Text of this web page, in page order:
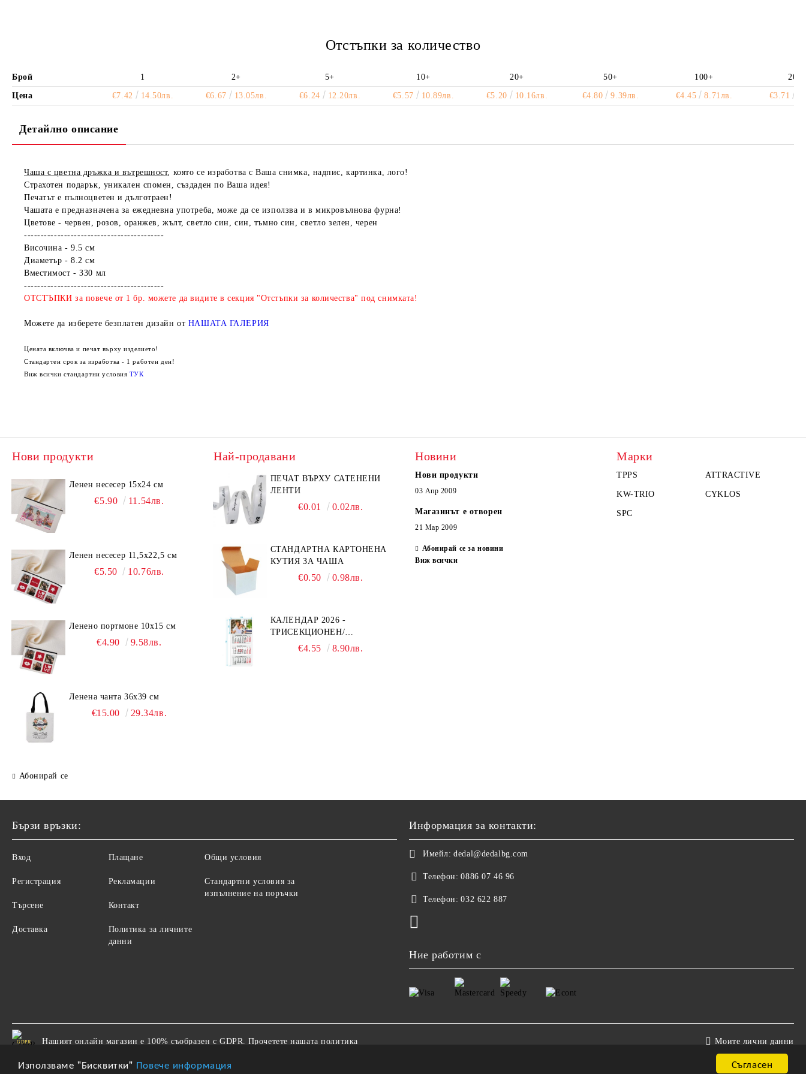
Съгласен
Използваме "Бисквитки" Повече информация
Отстъпки за количество
Брой 1 2+ 5+ 10+ 20+ 50+ 100+
Цена €7.42 14.50лв. €6.67 13.05лв. €6.24 12.20лв. €5.57 10.89лв. €5.20 10.16лв. €4.80 9.39лв. €4.45 8.71лв. €3.71
Детайлно описание
Чаша с цветна дръжка и вътрешност, която се изработва с Ваша снимка, надпис, картинка, лого!
Страхотен подарък, уникален спомен, създаден по Ваша идея!
Печатът е пълноцветен и дълготраен!
Чашата е предназначена за ежедневна употреба, може да се използва и в микровълнова фурна!
Цветове - червен, розов, оранжев, жълт, светло син, син, тъмно син, светло зелен, черен
------------------------------------------
Височина - 9.5 см
Диаметър - 8.2 см
Вместимост - 330 мл
------------------------------------------
ОТСТЪПКИ за повече от 1 бр. можете да видите в секция "Отстъпки за количества" под снимката!
Можете да изберете безплатен дизайн от НАШАТА ГАЛЕРИЯ
Цената включва и печат върху изделието!
Стандартен срок за изработка - 1 работен ден!
Виж всички стандартни условия ТУК
Нови продукти
Ленен несесер 15х24 см
€5.90 11.54лв.
Ленен несесер 11,5х22,5 см
€5.50 10.76лв.
Ленено портмоне 10х15 см
€4.90 9.58лв.
Ленена чанта 36х39 см
€15.00 29.34лв.
Абонирай се
Най-продавани
ПЕЧАТ ВЪРХУ САТЕНЕНИ
ЛЕНТИ
€0.01 0.02лв.
СТАНДАРТНА КАРТОНЕНА
КУТИЯ ЗА ЧАША
€0.50 0.98лв.
КАЛЕНДАР 2026 -
ТРИСЕКЦИОНЕН/
ЕДНОСЕКЦИОНЕН
€4.55 8.90лв.
Новини
Нови продукти
03 Апр 2009
Магазинът е отворен
21 Мар 2009
Абонирай се за новини
Виж всички
Марки
TPPS ATTRACTIVE
KW-TRIO CYKLOS
SPC
Бързи връзки:
Вход
Регистрация
Търсене
Доставка
Плащане
Рекламации
Контакт
Политика за личните
данни
Общи условия
Стандартни условия за
изпълнение на поръчки
Информация за контакти:
Имейл: dedal@dedalbg.com
Телефон: 0886 07 46 96
Телефон: 032 622 887
Ние работим с
GDPR Нашият онлайн магазин е 100% съобразен с GDPR. Прочетете нашата политика Моите лични данни